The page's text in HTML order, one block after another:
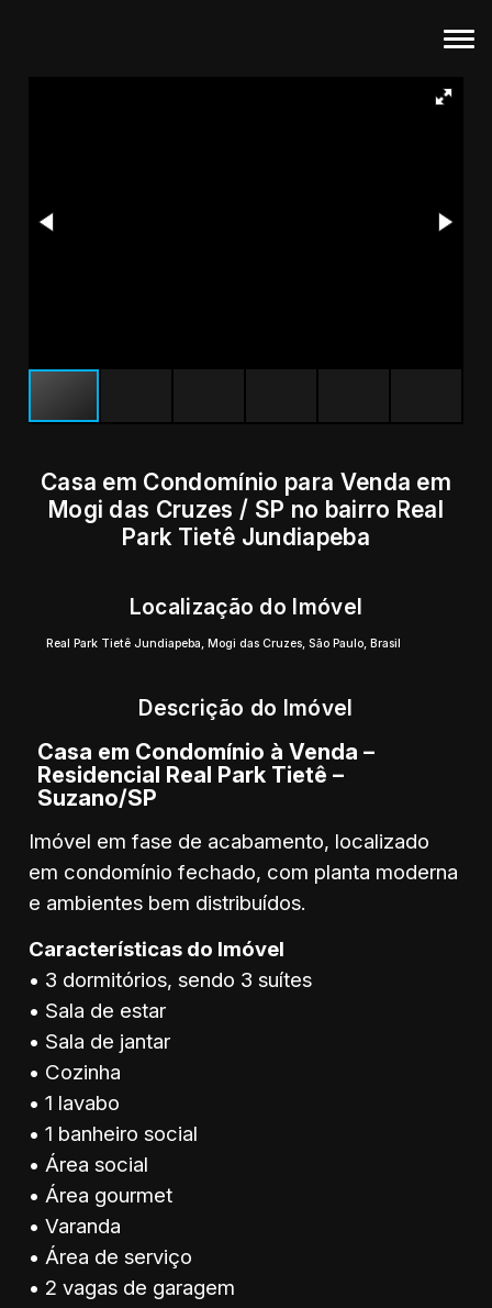
Casa em Condomínio para Venda em
Mogi das Cruzes / SP no bairro Real
Park Tietê Jundiapeba
Localização do Imóvel
Real Park Tietê Jundiapeba,Mogi das Cruzes,São Paulo,Brasil
Descrição do Imóvel
Casa em Condomínio à Venda –
Residencial Real Park Tietê –
Suzano/SP
Imóvel em fase de acabamento, localizado
em condomínio fechado, com planta moderna
e ambientes bem distribuídos.
Características do Imóvel
• 3 dormitórios, sendo 3 suítes
• Sala de estar
• Sala de jantar
• Cozinha
• 1 lavabo
• 1 banheiro social
• Área social
• Área gourmet
• Varanda
• Área de serviço
• 2 vagas de garagem